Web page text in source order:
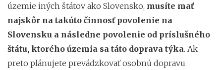
územie iných štátov ako Slovensko, musíte mať
najskôr na takúto činnosť povolenie na
Slovensku a následne povolenie od príslušného
štátu, ktorého územia sa táto doprava týka. Ak
preto plánujete prevádzkovať osobnú dopravu